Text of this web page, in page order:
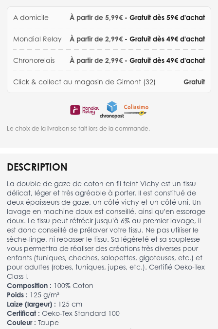
A domicile À partir de 5,99€ - Gratuit dès 59€ d'achat
Mondial Relay À partir de 2,99€ - Gratuit dès 49€ d'achat
Chronorelais À partir de 2,99€ - Gratuit dès 49€ d'achat
Click & collect au magasin de Gimont (32) Gratuit
Le choix de la livraison se fait lors de la commande.
DESCRIPTION
La double de gaze de coton en fil teint Vichy est un tissu
délicat, léger et très agréable à porter. Il est constitué de
deux épaisseurs de gaze, un côté vichy et un côté uni. Un
lavage en machine doux est conseillé, ainsi qu'en essorage
doux. Le tissu peut rétrécir jusqu'à 6% au premier lavage, il
est donc conseillé de prélaver votre tissu. Ne pas utiliser le
sèche-linge, ni repasser le tissu. Sa légèreté et sa souplesse
vous permettra de réaliser des créations très diverses pour
enfants (tuniques, cheches, salopettes, gigoteuses, etc.) et
pour adultes (robes, tuniques, jupes, etc.). Certifié Oeko-Tex
Class I.
Composition : 100% Coton
Poids : 125 g/m²
Laize (largeur) : 125 cm
Certificat : Oeko-Tex Standard 100
Couleur : Taupe